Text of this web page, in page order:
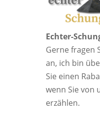
Echter-
Gerne fragen
an, ich bin
Sie einen
wenn Sie von
erzählen.